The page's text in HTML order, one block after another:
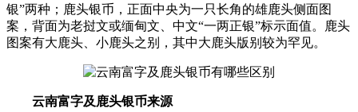
银”两种；鹿头银币，正面中央为一只长角的雄鹿头侧面图
案，背面为老挝文或缅甸文、中文“一两正银”标示面值。鹿头
图案有大鹿头、小鹿头之别，其中大鹿头版别较为罕见。
云南富字及鹿头银币来源